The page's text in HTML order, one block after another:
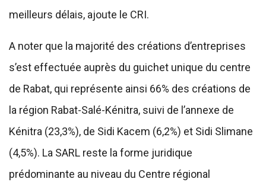
meilleurs délais, ajoute le CRI.
A noter que la majorité des créations d’entreprises
s’est effectuée auprès du guichet unique du centre
de Rabat, qui représente ainsi 66% des créations de
la région Rabat-Salé-Kénitra, suivi de l’annexe de
Kénitra (23,3%), de Sidi Kacem (6,2%) et Sidi Slimane
(4,5%). La SARL reste la forme juridique
prédominante au niveau du Centre régional